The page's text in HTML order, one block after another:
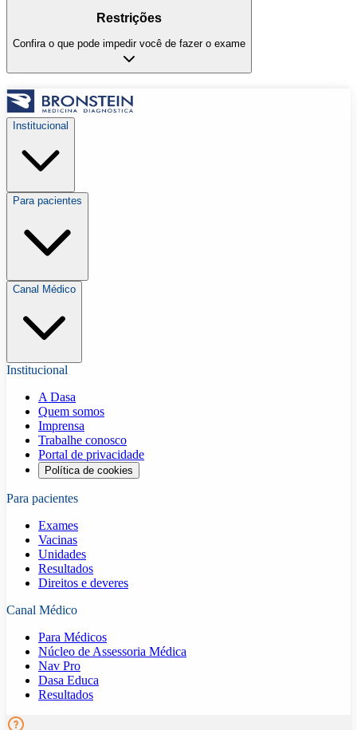
Restrições
Confira o que pode impedir você de fazer o exame
Institucional
Para pacientes
Canal Médico
Institucional
A Dasa
Quem somos
Imprensa
Trabalhe conosco
Portal de privacidade
Política de cookies
Para pacientes
Exames
Vacinas
Unidades
Resultados
Direitos e deveres
Canal Médico
Para Médicos
Núcleo de Assessoria Médica
Nav Pro
Dasa Educa
Resultados